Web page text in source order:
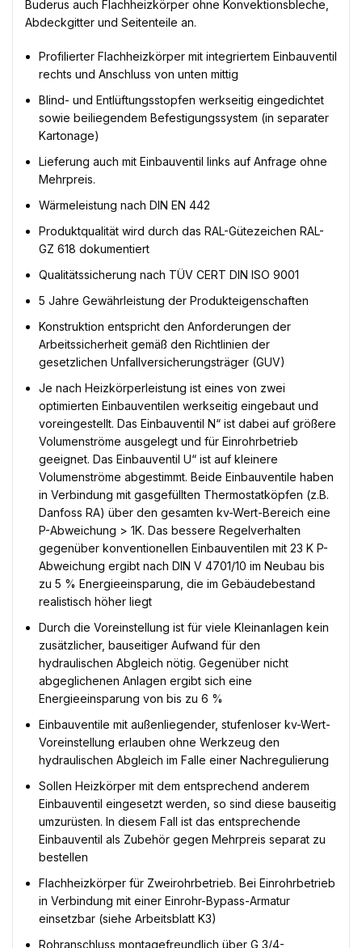
Buderus auch Flachheizkörper ohne Konvektionsbleche,
Abdeckgitter und Seitenteile an.
Profilierter Flachheizkörper mit integriertem Einbauventil
rechts und Anschluss von unten mittig
Blind- und Entlüftungsstopfen werkseitig eingedichtet
sowie beiliegendem Befestigungssystem (in separater
Kartonage)
Lieferung auch mit Einbauventil links auf Anfrage ohne
Mehrpreis.
Wärmeleistung nach DIN EN 442
Produktqualität wird durch das RAL-Gütezeichen RAL-
GZ 618 dokumentiert
Qualitätssicherung nach TÜV CERT DIN ISO 9001
5 Jahre Gewährleistung der Produkteigenschaften
Konstruktion entspricht den Anforderungen der
Arbeitssicherheit gemäß den Richtlinien der
gesetzlichen Unfallversicherungsträger (GUV)
Je nach Heizkörperleistung ist eines von zwei
optimierten Einbauventilen werkseitig eingebaut und
voreingestellt. Das Einbauventil N“ ist dabei auf größere
Volumenströme ausgelegt und für Einrohrbetrieb
geeignet. Das Einbauventil U“ ist auf kleinere
Volumenströme abgestimmt. Beide Einbauventile haben
in Verbindung mit gasgefüllten Thermostatköpfen (z.B.
Danfoss RA) über den gesamten kv-Wert-Bereich eine
P-Abweichung > 1K. Das bessere Regelverhalten
gegenüber konventionellen Einbauventilen mit 23 K P-
Abweichung ergibt nach DIN V 4701/10 im Neubau bis
zu 5 % Energieeinsparung, die im Gebäudebestand
realistisch höher liegt
Durch die Voreinstellung ist für viele Kleinanlagen kein
zusätzlicher, bauseitiger Aufwand für den
hydraulischen Abgleich nötig. Gegenüber nicht
abgeglichenen Anlagen ergibt sich eine
Energieeinsparung von bis zu 6 %
Einbauventile mit außenliegender, stufenloser kv-Wert-
Voreinstellung erlauben ohne Werkzeug den
hydraulischen Abgleich im Falle einer Nachregulierung
Sollen Heizkörper mit dem entsprechend anderem
Einbauventil eingesetzt werden, so sind diese bauseitig
umzurüsten. In diesem Fall ist das entsprechende
Einbauventil als Zubehör gegen Mehrpreis separat zu
bestellen
Flachheizkörper für Zweirohrbetrieb. Bei Einrohrbetrieb
in Verbindung mit einer Einrohr-Bypass-Armatur
einsetzbar (siehe Arbeitsblatt K3)
Rohranschluss montagefreundlich über G 3/4-